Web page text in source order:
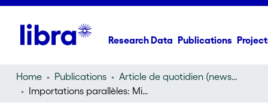
Research Data Publications
Home Publications
Article de quotidien (newspaper article)
Importations parallèles: Migros s'offre un joli coup de pub, mais ne révolutionne rien